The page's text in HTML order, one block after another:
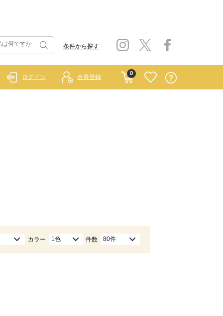
条件から探す
0
ログイン 会員登録
カラー 1色 件数 80件